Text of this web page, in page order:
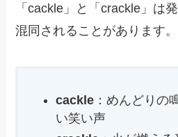
「cackle」と「crackle」は
混同されることがあります。
cackle ：めんどりの
い笑い声